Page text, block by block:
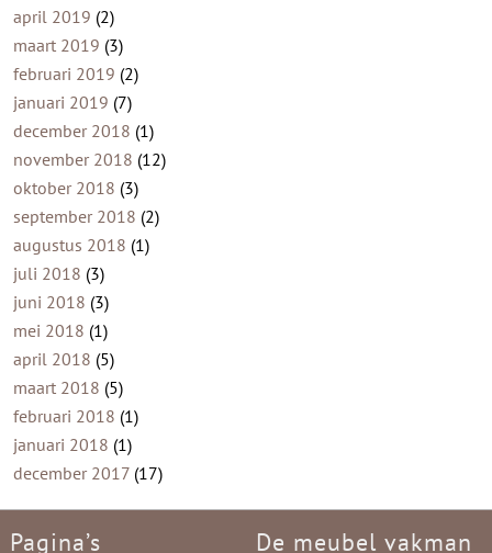
april 2019 (2)
maart 2019 (3)
februari 2019 (2)
januari 2019 (7)
december 2018 (1)
november 2018 (12)
oktober 2018 (3)
september 2018 (2)
augustus 2018 (1)
juli 2018 (3)
juni 2018 (3)
mei 2018 (1)
april 2018 (5)
maart 2018 (5)
februari 2018 (1)
januari 2018 (1)
december 2017(17)
Pagina’s
De meubel vakman